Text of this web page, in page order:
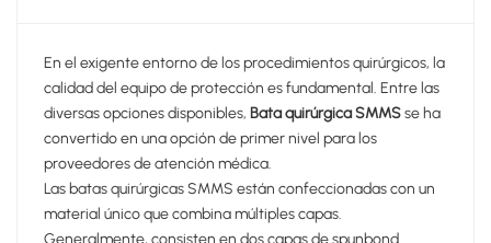
En el exigente entorno de los procedimientos quirúrgicos, la
calidad del equipo de protección es fundamental. Entre las
diversas opciones disponibles, Bata quirúrgica SMMSse ha
convertido en una opción de primer nivel para los
proveedores de atención médica.
Las batas quirúrgicas SMMS están confeccionadas con un
material único que combina múltiples capas.
Generalmente, consisten en dos capas de spunbond